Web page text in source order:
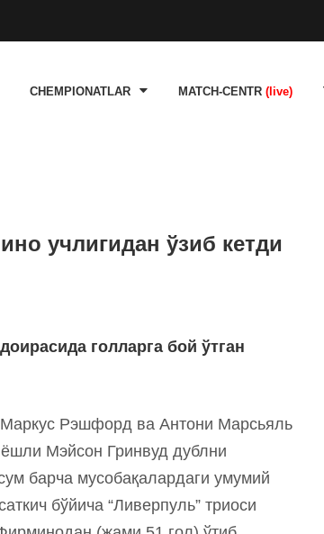
CHEMPIONATLAR MATCH-CENTR (live)
учлигидан ўзиб кетди
голларга бой ўтган
Рэшфорд ва Антони Марсьяль
ёшли Мэйсон Гринвуд дублни
барча мусобақалардаги умумий
бўйича “Ливерпуль” триоси